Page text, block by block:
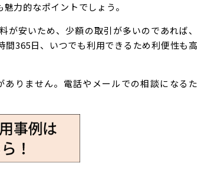
力的なポイントでしょう。
安いため、少額の取引が多いのであれば、
365日、いつでも利用できるため利便性も高
りません。電話やメールでの相談になるた